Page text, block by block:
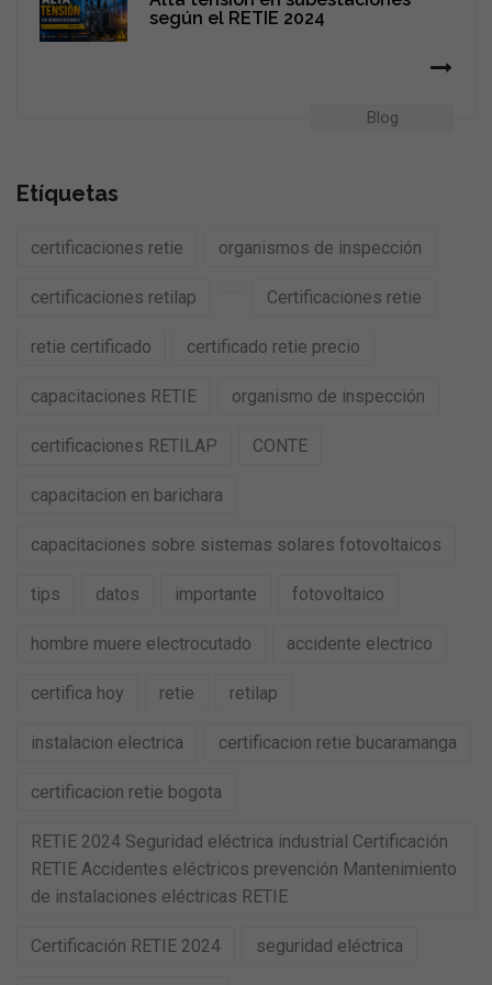
Blog
según el RETIE 2024
Etíquetas
certificaciones retie organismos de inspección
certificaciones retilap Certificaciones retie
retie certificado certificado retie precio
capacitaciones RETIE organismo de inspección
certificaciones RETILAP CONTE
capacitacion en barichara
capacitaciones sobre sistemas solares fotovoltaicos
tips datos importante fotovoltaico
hombre muere electrocutado accidente electrico
certifica hoy retie retilap
instalacion electrica certificacion retie bucaramanga
certificacion retie bogota
RETIE 2024 Seguridad eléctrica industrial Certificación
RETIE Accidentes eléctricos prevención Mantenimiento
de instalaciones eléctricas RETIE
Certificación RETIE 2024 seguridad eléctrica